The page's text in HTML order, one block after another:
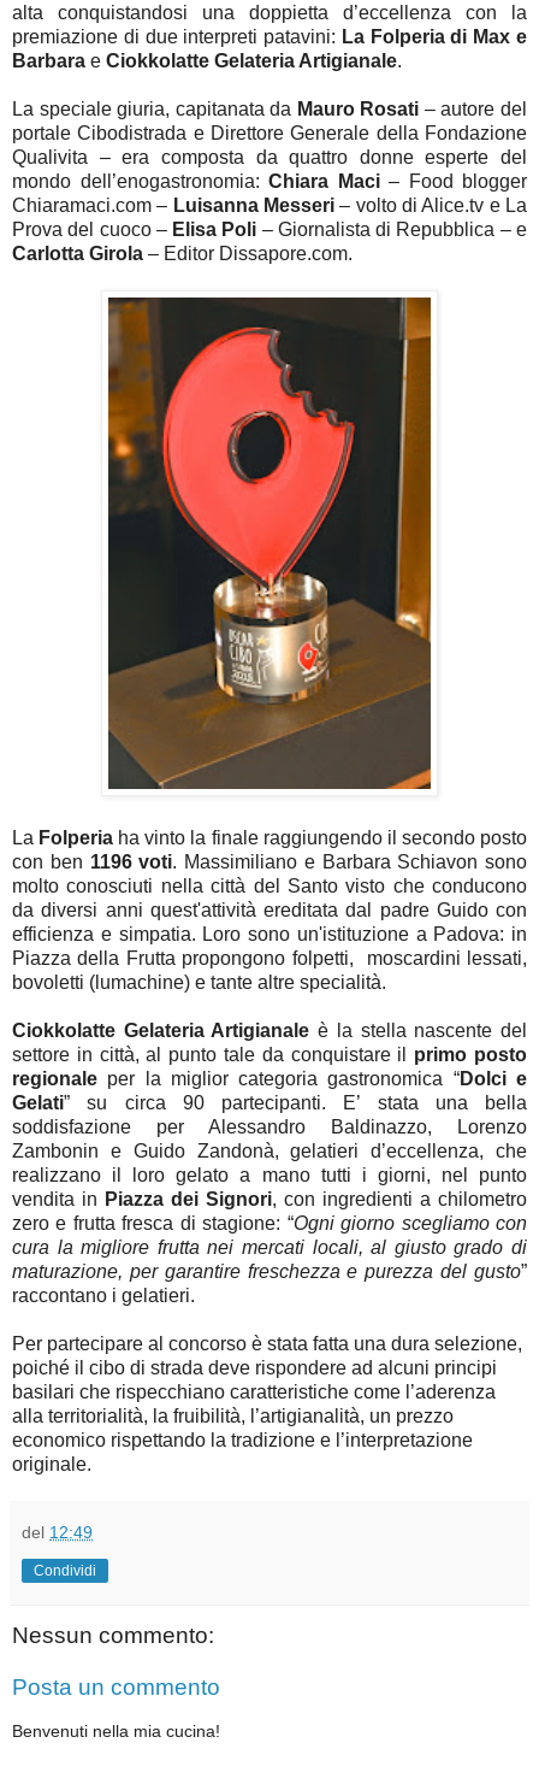
alta conquistandosi una doppietta d’eccellenza con la
premiazione di due interpreti patavini: La Folperia di Max e
Barbara e Ciokkolatte Gelateria Artigianale.
La speciale giuria, capitanata da Mauro Rosati – autore del
portale Cibodistrada e Direttore Generale della Fondazione
Qualivita – era composta da quattro donne esperte del
mondo dell’enogastronomia: Chiara Maci– Food blogger
Chiaramaci.com – Luisanna Messeri – volto di Alice.tv e La
Prova del cuoco – Elisa Poli – Giornalista di Repubblica – e
Carlotta Girola – Editor Dissapore.com.
La Folperia ha vinto la finale raggiungendo il secondo posto
con ben 1196 voti. Massimiliano e Barbara Schiavon sono
molto conosciuti nella città del Santo visto che conducono
da diversi anni quest'attività ereditata dal padre Guido con
efficienza e simpatia. Loro sono un'istituzione a Padova: in
Piazza della Frutta propongono folpetti,
moscardini lessati,
bovoletti (lumachine) e tante altre specialità.
Ciokkolatte Gelateria Artigianale è la stella nascente del
settore in città, al punto tale da conquistare il primo posto
regionale per la miglior categoria gastronomica “Dolci e
Gelati” su circa 90 partecipanti. E’ stata una bella
soddisfazione per Alessandro Baldinazzo, Lorenzo
Zambonin e Guido Zandonà, gelatieri d’eccellenza, che
realizzano il loro gelato a mano tutti i giorni, nel punto
vendita in Piazza dei Signori, con ingredienti a chilometro
zero e frutta fresca di stagione: “Ogni giorno scegliamo con
cura la migliore frutta nei mercati locali, al giusto grado di
maturazione, per garantire freschezza e purezza del gusto”
raccontano i gelatieri.
Per partecipare al concorso è stata fatta una dura selezione,
poiché il cibo di strada deve rispondere ad alcuni principi
basilari che rispecchiano caratteristiche come l’aderenza
alla territorialità, la fruibilità, l’artigianalità, un prezzo
economico rispettando la tradizione e l’interpretazione
originale.
del 12:49
Condividi
Nessun commento:
Posta un commento
Benvenuti nella mia cucina!